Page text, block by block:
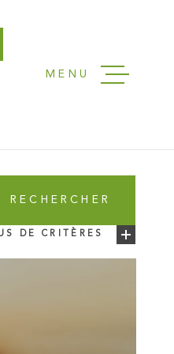
NOS
VENTES
LOCATIONS
MENU
DE CRITÈRES
RECHERCHER